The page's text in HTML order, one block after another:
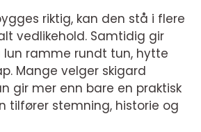
riktig, kan den stå i flere
vedlikehold. Samtidig gir
ramme rundt tun, hytte
Mange velger skigard
gir mer enn bare en praktisk
tilfører stemning, historie og